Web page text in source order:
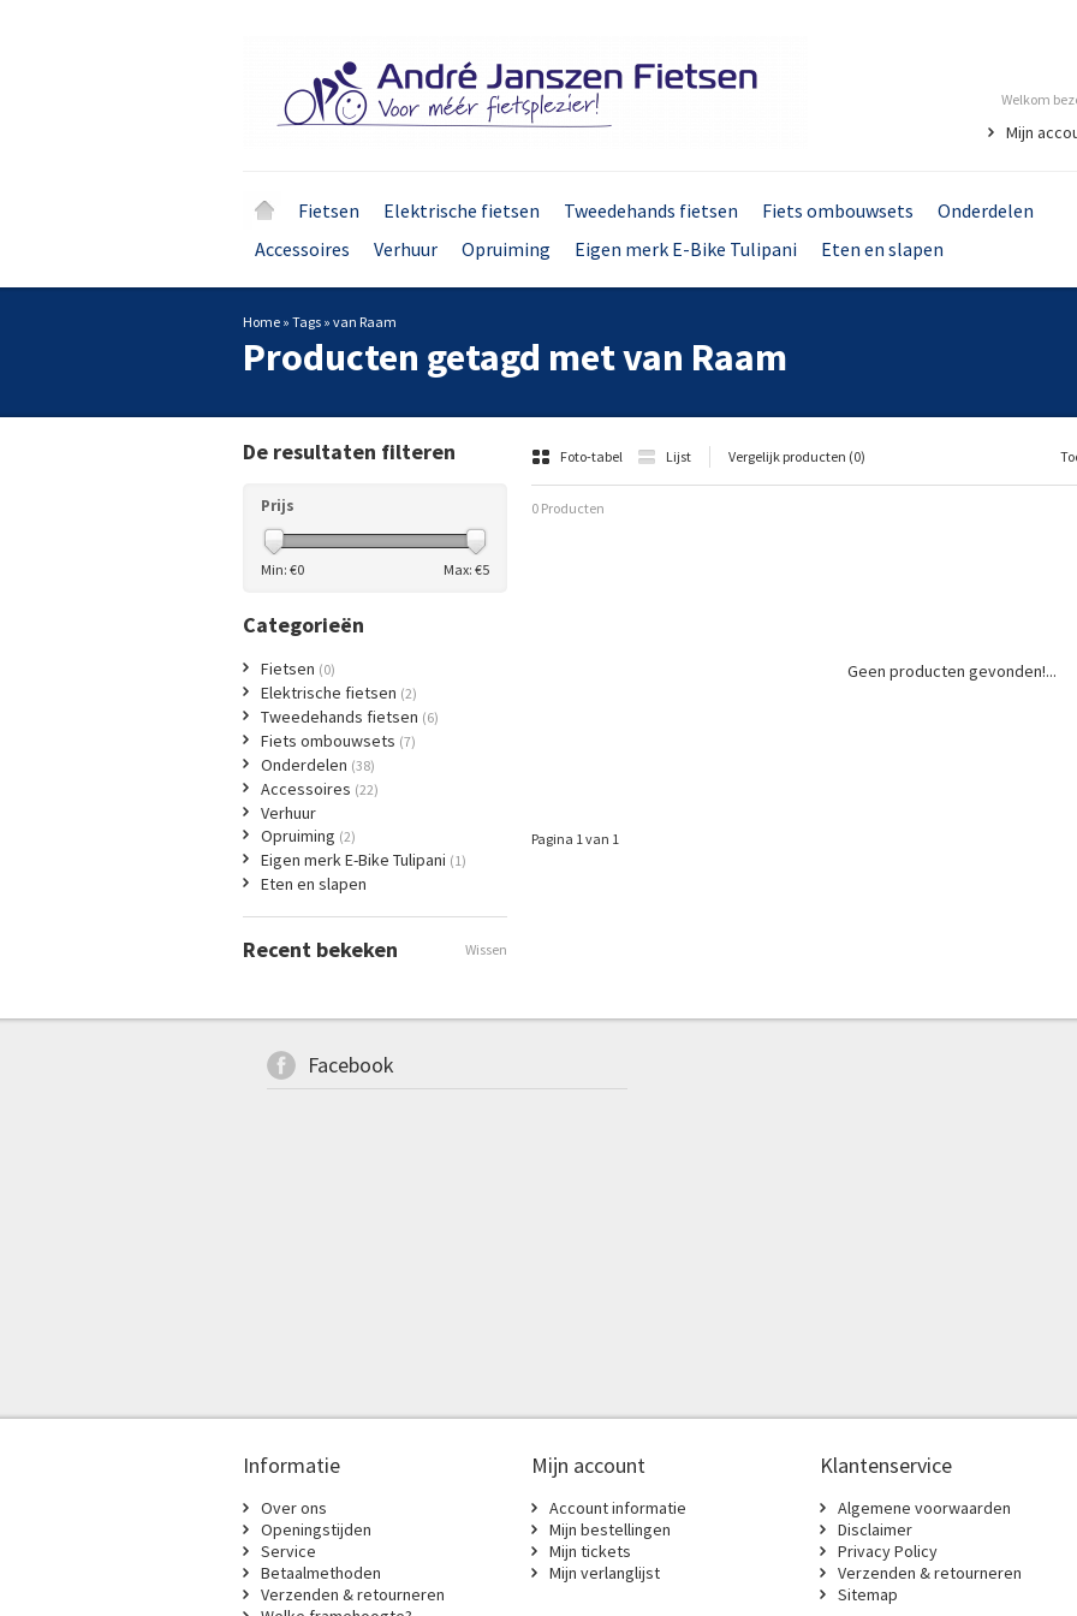
Welkom
Mijn
Fietsen Elektrische fietsen Tweedehands fietsen Fiets ombouwsets
Onderdelen
Accessoires
Verhuur Opruiming Eigen merk E-Bike Tulipani Eten en slapen
Home » Tags » van Raam
Producten getagd met van Raam
Foto-tabel Lijst Vergelijk producten (0)
0 Producten
Geen producten gevonden!...
Pagina 1 van 1
De resultaten filteren
Prijs
Min: €0 Max: €5
Categorieën
Fietsen (0)
Elektrische fietsen (2)
Tweedehands fietsen (6)
Fiets ombouwsets (7)
Onderdelen (38)
Accessoires (22)
Verhuur
Opruiming (2)
Eigen merk E-Bike Tulipani (1)
Eten en slapen
Recent bekeken Wissen
Facebook
Informatie
Over ons
Openingstijden
Service
Betaalmethoden
Verzenden & retourneren
Mijn account
Account informatie
Mijn bestellingen
Mijn tickets
Mijn verlanglijst
Klantenservice
Algemene voorwaarden
Disclaimer
Privacy Policy
Verzenden & retourneren
Sitemap